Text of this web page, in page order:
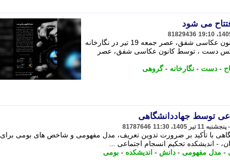
می شود
81829436
نمایشگاه گروهی عکس «دست»، توسط کانون عکاسی شفق، عصر جمعه 19 تیر در نگارخانه
دست ، توسط کانون عکاسی شفق، عصر
- دست - نگارخانه -گروهی
توسط جهاددانشگاهی
81787646
با تأکید بر ضرورت تدوین تعریف، مدل مفهومی و شاخص های بومی برای
- اندیشکده تحکیم انسجام اجتماعی ...
- مدل مفهومی - دانش - اندیشکده - بومی